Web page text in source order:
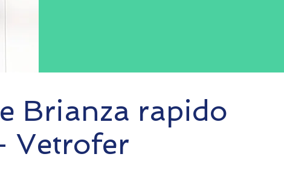
Brianza rapido
Vetrofer